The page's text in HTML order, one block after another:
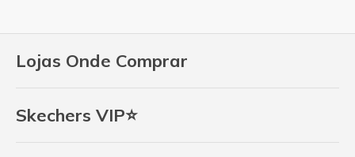
Lojas Onde Comprar
Skechers VIP⭐